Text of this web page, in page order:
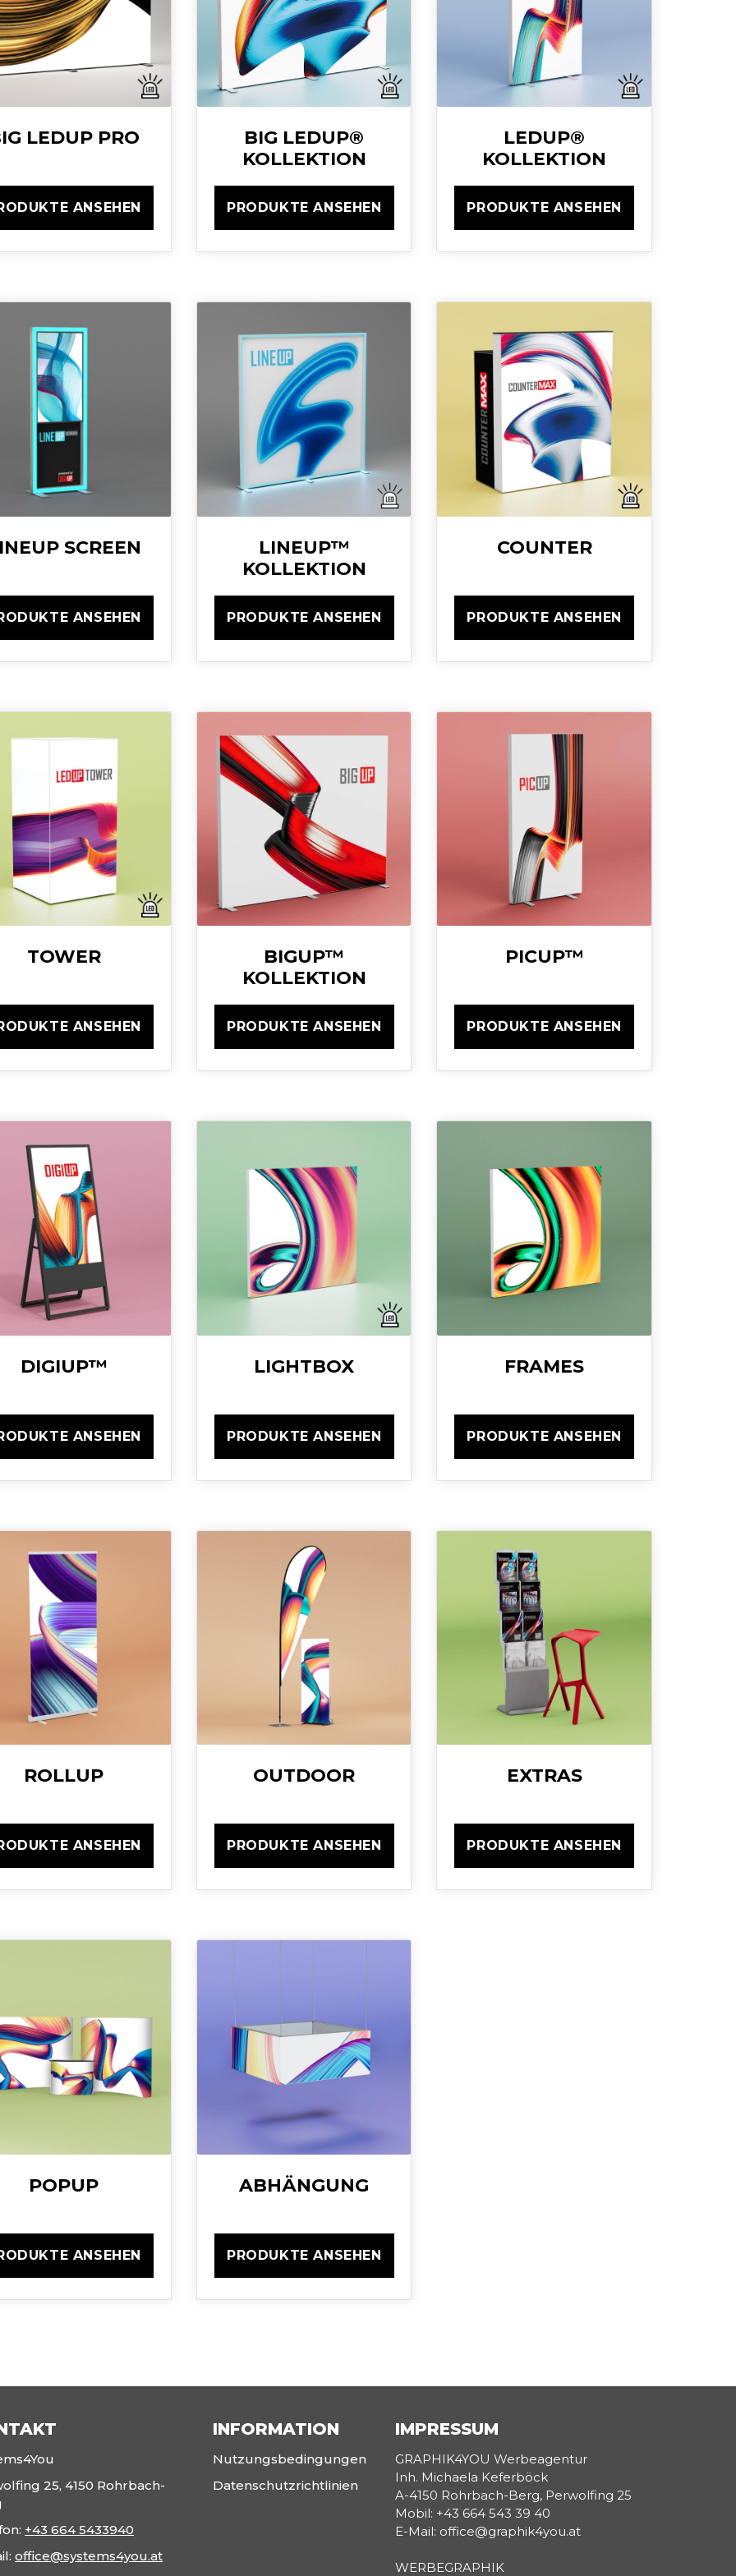
LEDUP PRO
ANSEHEN
BIG LEDUP®
KOLLEKTION
PRODUKTE ANSEHEN
LEDUP®
KOLLEKTION
PRODUKTE ANSEHEN
SCREEN
ANSEHEN
LINEUP™
KOLLEKTION
PRODUKTE ANSEHEN
COUNTER
PRODUKTE ANSEHEN
TOWER
ANSEHEN
BIGUP™
KOLLEKTION
PRODUKTE ANSEHEN
PICUP™
PRODUKTE ANSEHEN
DIGIUP™
ANSEHEN
LIGHTBOX
PRODUKTE ANSEHEN
FRAMES
PRODUKTE ANSEHEN
ROLLUP
ANSEHEN
OUTDOOR
PRODUKTE ANSEHEN
EXTRAS
PRODUKTE ANSEHEN
POPUP
ANSEHEN
ABHÄNGUNG
PRODUKTE ANSEHEN
25, 4150 Rohrbach-
+43 664 5433940
office@systems4you.at
INFORMATION
Nutzungsbedingungen
Datenschutzrichtlinien
IMPRESSUM
GRAPHIK4YOU Werbeagentur
Inh. Michaela Keferböck
A-4150 Rohrbach-Berg, Perwolfing 25
Mobil: +43 664 543 39 40
E-Mail: office@graphik4you.at
WERBEGRAPHIK